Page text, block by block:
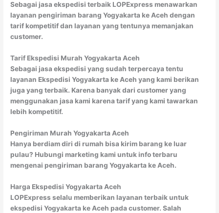
Sebagai jasa ekspedisi terbaik LOPExpress menawarkan
layanan pengiriman barang Yogyakarta ke Aceh dengan
tarif kompetitif dan layanan yang tentunya memanjakan
customer.
Tarif Ekspedisi Murah Yogyakarta Aceh
Sebagai jasa ekspedisi yang sudah terpercaya tentu
layanan Ekspedisi Yogyakarta ke Aceh yang kami berikan
juga yang terbaik. Karena banyak dari customer yang
menggunakan jasa kami karena tarif yang kami tawarkan
lebih kompetitif.
Pengiriman Murah Yogyakarta Aceh
Hanya berdiam diri di rumah bisa kirim barang ke luar
pulau? Hubungi marketing kami untuk info terbaru
mengenai pengiriman barang Yogyakarta ke Aceh.
Harga Ekspedisi Yogyakarta Aceh
LOPExpress selalu memberikan layanan terbaik untuk
ekspedisi Yogyakarta ke Aceh pada customer. Salah